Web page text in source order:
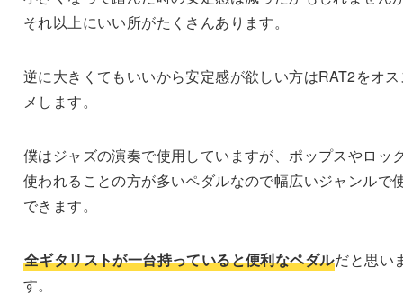
それ以上にいい所がたくさんあります。
逆に大きくてもいいから安定感が欲しい方はRAT2をオ
メします。
僕はジャズの演奏で使用していますが、ポップスやロッ
使われることの方が多いペダルなので幅広いジャンルで
できます。
全ギタリストが一台持っていると便利なペダルだと思い
す。